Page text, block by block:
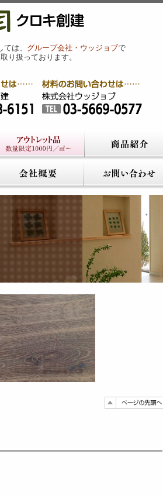
は、 グループ会社・ウッジョブで
取り扱っております。